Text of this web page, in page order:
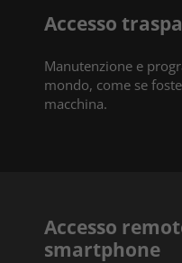
Accesso
Manutenzione e
mondo, come se
macchina.
Accesso
smartphone